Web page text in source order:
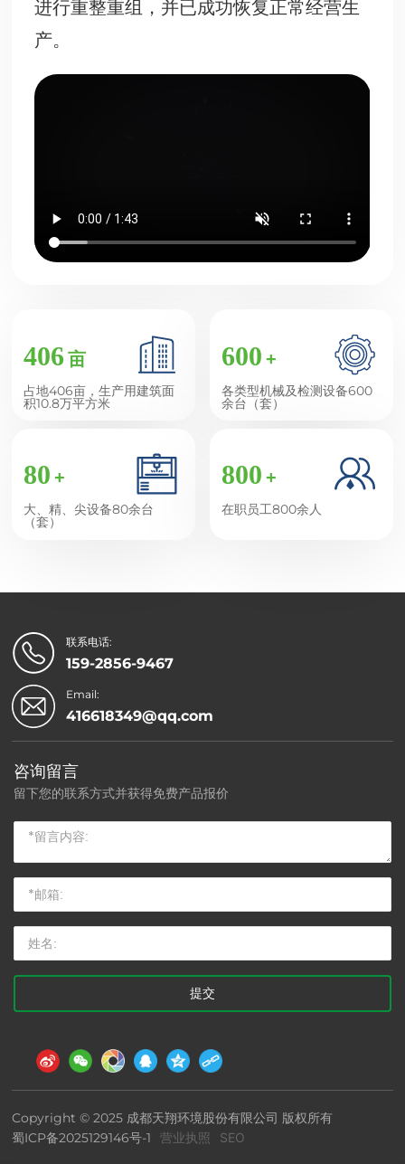
进行重整重组，并已成功恢复正常经营生
产。
406 亩
占地406亩，生产用建筑面
积10.8万平方米
600 +
各类型机械及检测设备600
余台（套）
80 +
大、精、尖设备80余台
（套）
800 +
在职员工800余人
联系电话:
159-2856-9467
Email:
416618349@qq.com
咨询留言
留下您的联系方式并获得免费产品报价
提交
Copyright © 2025 成都天翔环境股份有限公司 版权所有
蜀ICP备2025129146号-1
营业执照 SEO